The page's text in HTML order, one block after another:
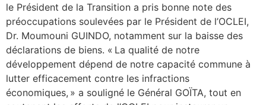
le Président de la Transition a pris bonne note des
préoccupations soulevées par le Président de l’OCLEI,
Dr. Moumouni GUINDO, notamment sur la baisse des
déclarations de biens. « La qualité de notre
développement dépend de notre capacité commune à
lutter efficacement contre les infractions
économiques, » a souligné le Général GOÏTA, tout en